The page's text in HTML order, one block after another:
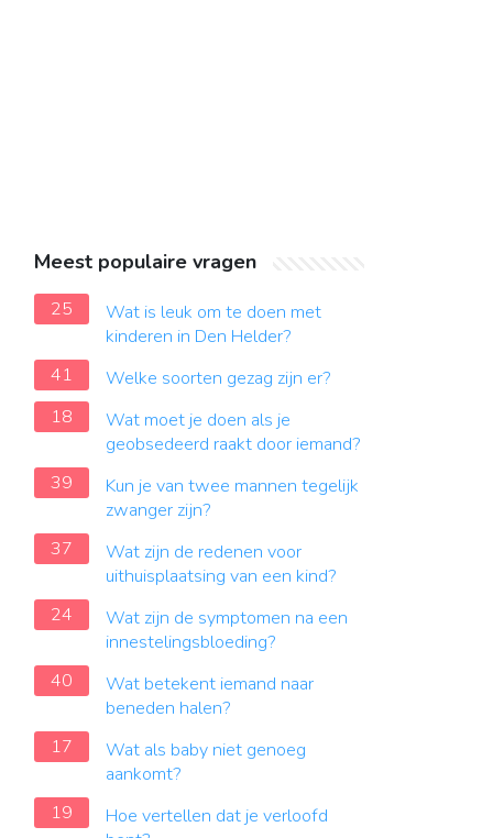
Meest populaire vragen
25
Wat is leuk om te doen met
kinderen in Den Helder?
41
Welke soorten gezag zijn er?
18
Wat moet je doen als je
geobsedeerd raakt door iemand?
39
Kun je van twee mannen tegelijk
zwanger zijn?
37
Wat zijn de redenen voor
uithuisplaatsing van een kind?
24
Wat zijn de symptomen na een
innestelingsbloeding?
40
Wat betekent iemand naar
beneden halen?
17
Wat als baby niet genoeg
aankomt?
19
Hoe vertellen dat je verloofd